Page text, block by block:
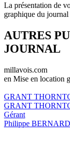
La présentation de
graphique du journal
AUTRES
JOURNAL
millavois.com
en Mise en location
GRANT
GRANT
Gérant
Philippe BERNARD